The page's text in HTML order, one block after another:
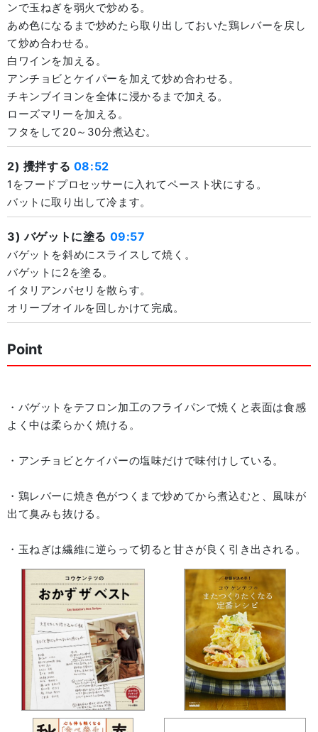
ンで玉ねぎを弱火で炒める。
あめ色になるまで炒めたら取り出しておいた鶏レバーを戻し
て炒め合わせる。
白ワインを加える。
アンチョビとケイパーを加えて炒め合わせる。
チキンブイヨンを全体に浸かるまで加える。
ローズマリーを加える。
フタをして20～30分煮込む。
2) 攪拌する 08:52
1をフードプロセッサーに入れてペースト状にする。
バットに取り出して冷ます。
3) バゲットに塗る 09:57
バゲットを斜めにスライスして焼く。
バゲットに2を塗る。
イタリアンパセリを散らす。
オリーブオイルを回しかけて完成。
Point
・バゲットをテフロン加工のフライパンで焼くと表面は食感
よく中は柔らかく焼ける。
・アンチョビとケイパーの塩味だけで味付けしている。
・鶏レバーに焼き色がつくまで炒めてから煮込むと、風味が
出て臭みも抜ける。